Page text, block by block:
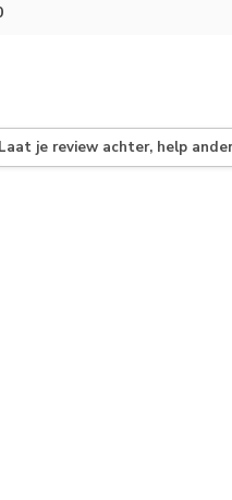
Laat je review achter, help